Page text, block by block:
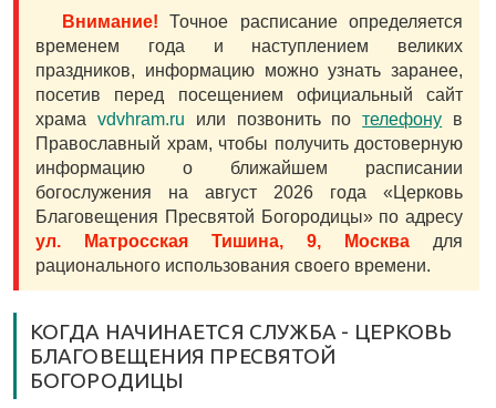
Внимание! Точное расписание определяется
временем года и наступлением великих
праздников, информацию можно узнать заранее,
посетив перед посещением официальный сайт
храма vdvhram.ru или позвонить потелефону в
Православный храм, чтобы получить достоверную
информацию о ближайшем расписании
богослужения на август 2026 года «Церковь
Благовещения Пресвятой Богородицы» по адресу
ул. Матросская Тишина, 9, Москва для
рационального использования своего времени.
КОГДА НАЧИНАЕТСЯ СЛУЖБА - ЦЕРКОВЬ
БЛАГОВЕЩЕНИЯ ПРЕСВЯТОЙ
БОГОРОДИЦЫ